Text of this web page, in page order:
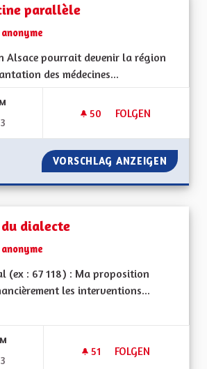
parallèle
Alsace pourrait devenir la région
des médecines...
50 50 FOLLOWER
FOLGEN
SANTÉ MÉDECINE
VORSCHLAG ANZEIGEN SANTÉ
dialecte
(ex : 67 118) : Ma proposition
les interventions...
51 51 FOLLOWER
FOLGEN
SAUVEGARDE DU